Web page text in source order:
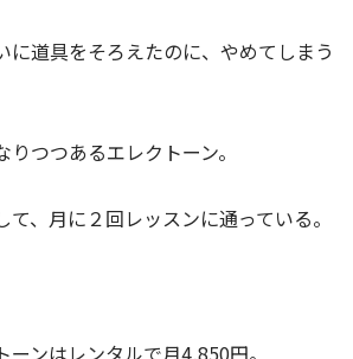
に道具をそろえたのに、やめてしまう
つつあるエレクトーン。
、月に２回レッスンに通っている。
ンはレンタルで月4,850円。